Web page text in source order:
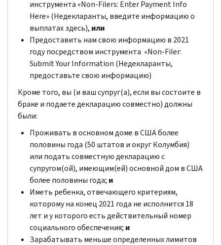
инструмента «Non-Filers: Enter Payment Info
Here» (Недекларанты, введите информацию о
выплатах здесь), или
Предоставить нам свою информацию в 2021
году посредством инструмента «Non-Filer:
Submit Your Information (Недекларанты,
предоставьте свою информацию)
Кроме того, вы (и ваш супруг(а), если вы состоите в
браке и подаете декларацию совместно) должны
были:
Проживать в основном доме в США более
половины года (50 штатов и округ Колумбия)
или подать совместную декларацию с
супругом(ой), имеющим(ей) основной дом в США
более половины года; и
Иметь ребенка, отвечающего критериям,
которому на конец 2021 года не исполнится 18
лет и у которого есть действительный номер
социального обеспечения; и
Зарабатывать меньше определенных лимитов